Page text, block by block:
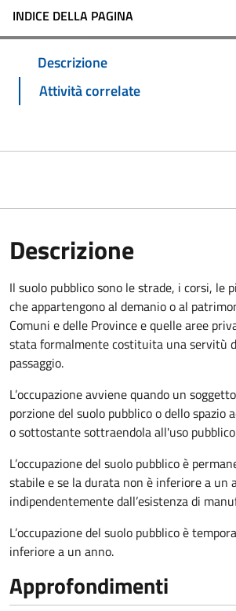
INDICE DELLA PAGINA
Descrizione
Attività correlate
Descrizione
Il suolo pubblico sono le strade, i corsi, le
che appartengono al demanio o al
Comuni e delle Province e quelle aree
stata formalmente costituita una servitù
passaggio.
L’occupazione avviene quando un
porzione del suolo pubblico o dello spazio
o sottostante sottraendola all'uso
L’occupazione del suolo pubblico è
stabile e se la durata non è inferiore a un
indipendentemente dall’esistenza di
L’occupazione del suolo pubblico è
inferiore a un anno.
Approfondimenti